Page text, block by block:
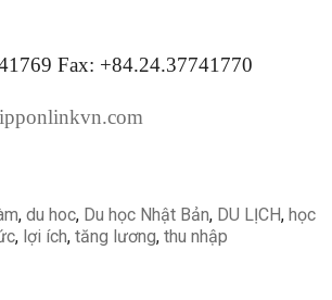
Fax: +84.24.37741770
, du hoc, Du học Nhật Bản, DU LỊCH, học
, lợi ích, tăng lương, thu nhập